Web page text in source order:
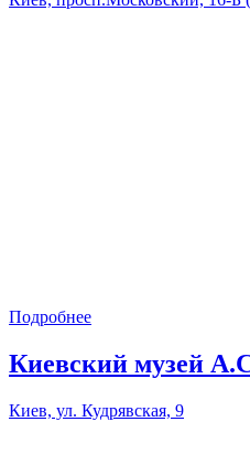
Подробнее
Киевский музей
Киев, ул. Кудрявская, 9